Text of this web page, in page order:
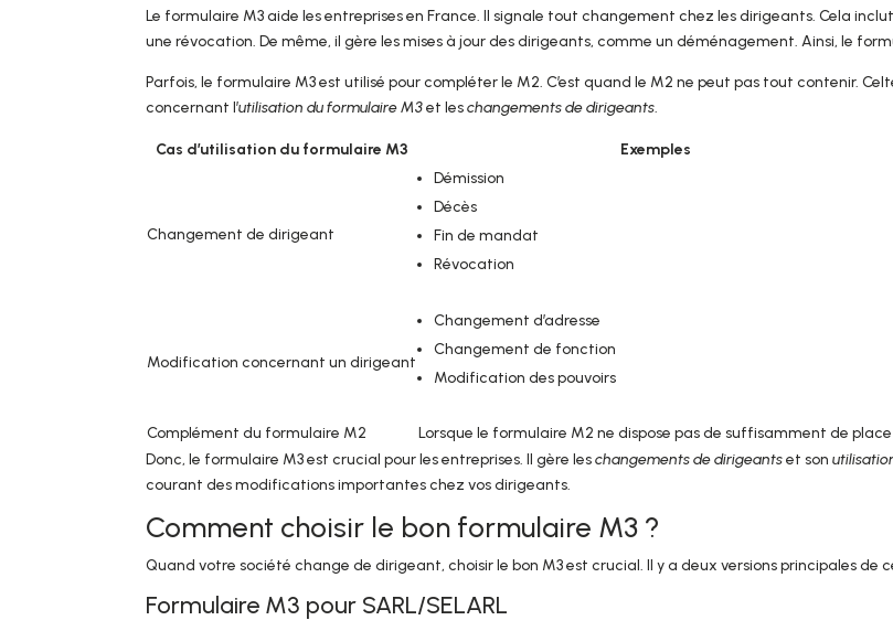
Le formulaire M3 aide les entreprises en France. Il signale tout changement chez les dirigeants. Cela
une révocation. De même, il gère les mises à jour des dirigeants, comme un déménagement. Ainsi, le
Parfois, le formulaire M3 est utilisé pour compléter le M2. C’est quand le M2 ne peut pas tout contenir.
concernant l’utilisation du formulaire M3et leschangements de dirigeants.
Cas d’utilisation du formulaire M3 Exemples
Changement de dirigeant
Démission
Décès
Fin de mandat
Révocation
Modification concernant un dirigeant
Changement d’adresse
Changement de fonction
Modification des pouvoirs
Complément du formulaire M2
Lorsque le formulaire M2 ne dispose pas de suffisamment de place
Donc, le formulaire M3 est crucial pour les entreprises. Il gère leschangements de dirigeantset son
courant des modifications importantes chez vos dirigeants.
Comment choisir le bon formulaire M3 ?
Quand votre société change de dirigeant, choisir le bon M3 est crucial. Il y a deux versions principales de
Formulaire M3 pour SARL/SELARL